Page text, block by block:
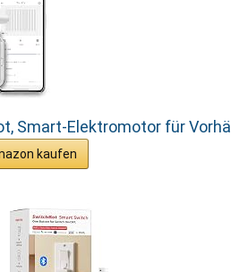
Smart-Elektromotor für
kaufen